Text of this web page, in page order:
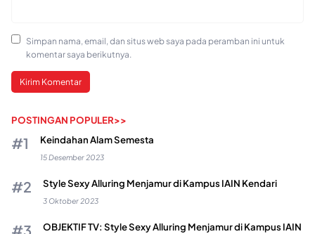
Simpan nama, email, dan situs web saya pada peramban ini untuk
komentar saya berikutnya.
POSTINGAN POPULER>>
Keindahan Alam Semesta
15 Desember 2023
Style Sexy Alluring Menjamur di Kampus IAIN Kendari
3 Oktober 2023
OBJEKTIF TV: Style Sexy Alluring Menjamur di Kampus IAIN